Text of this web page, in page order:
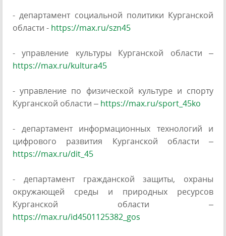
- департамент социальной политики Курганской
области - https://max.ru/szn45
- управление культуры Курганской области –
https://max.ru/kultura45
- управление по физической культуре и спорту
Курганской области – https://max.ru/sport_45ko
- департамент информационных технологий и
цифрового развития Курганской области –
https://max.ru/dit_45
- департамент гражданской защиты, охраны
окружающей среды и природных ресурсов
Курганской области –
https://max.ru/id4501125382_gos